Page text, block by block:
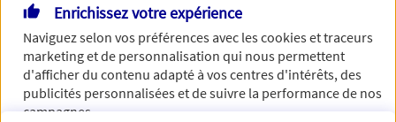
Enrichissez votre expérience
Naviguez selon vos préférences avec lescookies et traceurs
marketing et de personnalisation qui nous permettent
d'afficher du contenu adapté à vos centres d'intérêts, des
publicités personnalisées et de suivre la performance de nos
campagnes.